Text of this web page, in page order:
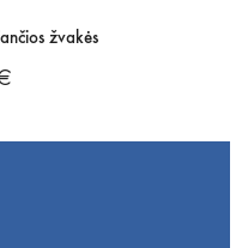
žvakės